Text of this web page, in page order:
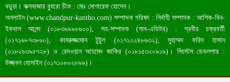
বড়ুয়া। কক্সবাজার ব্যুরো চীফ : মোঃ মোশারেফ হোসেন।
অনলাইন (www.chandpur-kantho.com) সম্পাদনা পরিষদ : নির্বাহী সম্পাদক : আশিক-বিন-
ইকবাল আনন্দ (০১৮৩৬৯৯৮৬০০), সহ-সম্পাদক (সাব-এডিটর) : প্রবীর চক্রবর্তী
(০১৭১৬৮৭৩৮৬০), কামরুজ্জামান টুটুল (০১৭১২২৪৮৬৩২), মুহাম্মদ ফরিদ হাসান
(০১৮২৯৩৯৫৭২৮) ও রেদওয়ান আহমেদ জাকির (০১৮১৫৩২০৯১৯)। সিস্টেম ডেভলপার :
উজ্জ্বল হোসাইন (০১৭১০৮০২৮৯৯)।